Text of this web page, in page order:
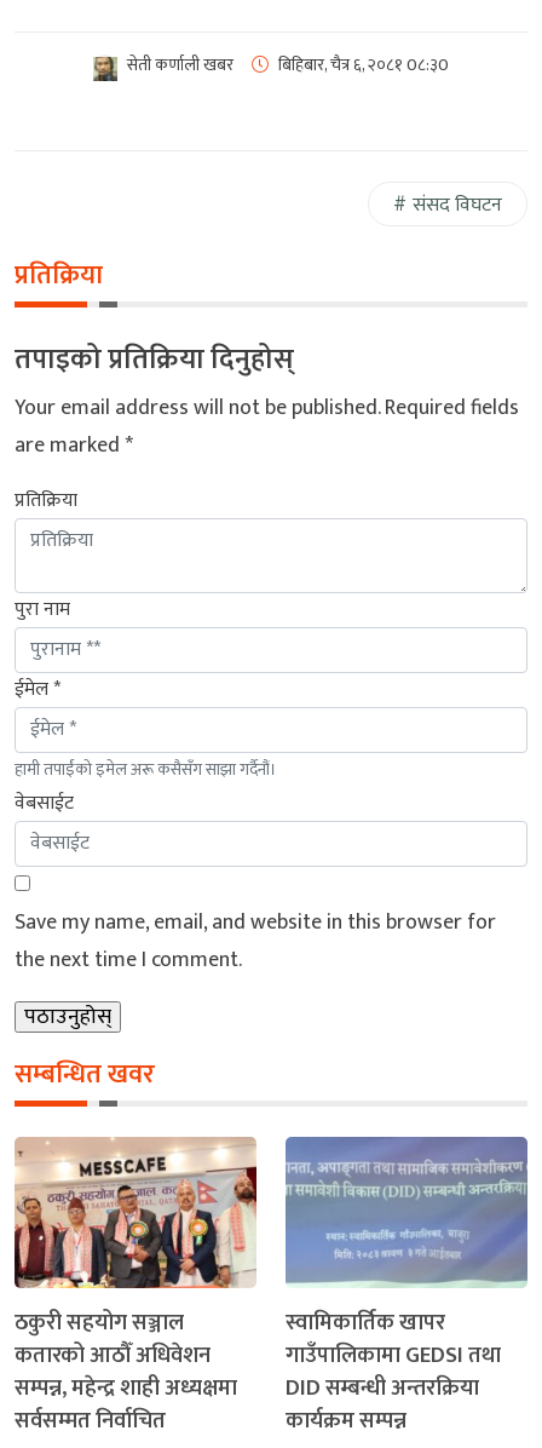
सेती कर्णाली खबर बिहिबार, चैत्र ६, २०८१0८:३0
संसद विघटन
प्रतिक्रिया
तपाइको प्रतिक्रिया दिनुहोस्
Your email address will not be published.Required fields
are marked*
प्रतिक्रिया
पुरा नाम
ईमेल *
हामी तपाईंको इमेल अरू कसैसँग साझा गर्दैनौं।
वेबसाईट
Save my name, email, and website in this browser for
the next time I comment.
सम्बन्धित खवर
ठकुरी सहयोग सञ्जाल
कतारको आठौँ अधिवेशन
सम्पन्न, महेन्द्र शाही अध्यक्षमा
सर्वसम्मत निर्वाचित
स्वामिकार्तिक खापर
गाउँपालिकामा GEDSI तथा
DID सम्बन्धी अन्तरक्रिया
कार्यक्रम सम्पन्न